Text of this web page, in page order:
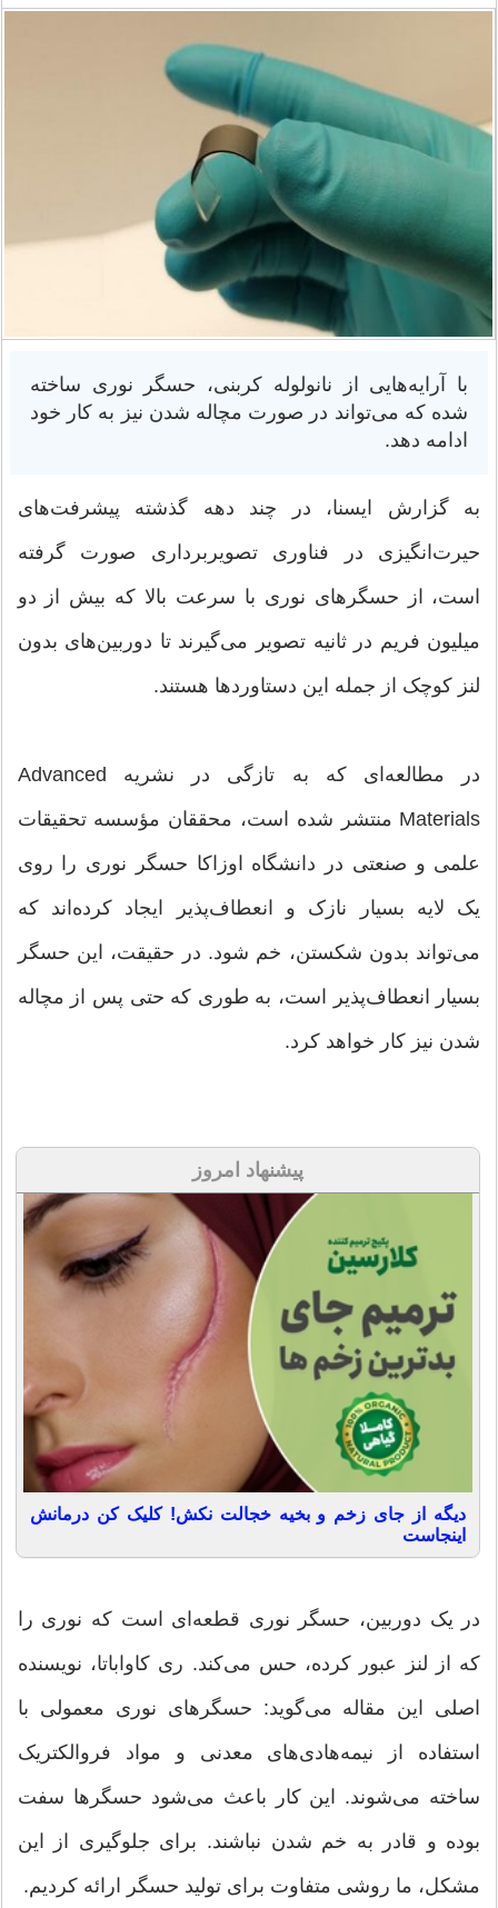
با آرایه‌هایی از نانولوله کربنی، حسگر نوری ساخته
شده که می‌تواند در صورت مچاله شدن نیز به کار خود
ادامه دهد.
به گزارش ایسنا، در چند دهه گذشته پیشرفت‌های
حیرت‌انگیزی در فناوری تصویربرداری صورت گرفته
است، از حسگرهای نوری با سرعت بالا که بیش از دو
میلیون فریم در ثانیه تصویر می‌گیرند تا دوربین‌های بدون
لنز کوچک از جمله این دستاوردها هستند.
در مطالعه‌ای که به تازگی در نشریه Advanced
Materials منتشر شده است، محققان مؤسسه تحقیقات
علمی و صنعتی در دانشگاه اوزاکا حسگر نوری را روی
یک لایه بسیار نازک و انعطاف‌پذیر ایجاد کرده‌اند که
می‌تواند بدون شکستن، خم شود. در حقیقت، این حسگر
بسیار انعطاف‌پذیر است، به طوری که حتی پس از مچاله
شدن نیز کار خواهد کرد.
پیشنهاد امروز
دیگه از جای زخم و بخیه خجالت نکش! کلیک کن درمانش
اینجاست
در یک دوربین، حسگر نوری قطعه‌ای است که نوری را
که از لنز عبور کرده، حس می‌کند. ری کاواباتا، نویسنده
اصلی این مقاله می‌گوید: حسگرهای نوری معمولی با
استفاده از نیمه‌هادی‌های معدنی و مواد فروالکتریک
ساخته می‌شوند. این کار باعث می‌شود حسگرها سفت
بوده و قادر به خم شدن نباشند. برای جلوگیری از این
مشکل، ما روشی متفاوت برای تولید حسگر ارائه کردیم.